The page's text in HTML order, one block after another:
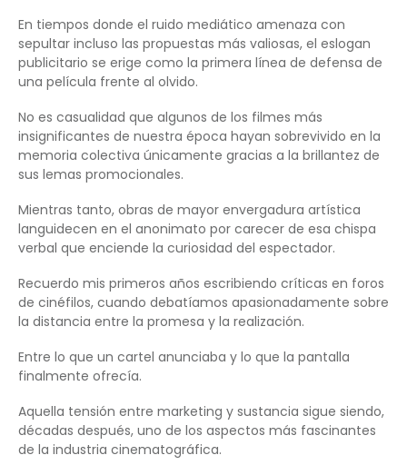
En tiempos donde el ruido mediático amenaza con
sepultar incluso las propuestas más valiosas, el eslogan
publicitario se erige como la primera línea de defensa de
una película frente al olvido.
No es casualidad que algunos de los filmes más
insignificantes de nuestra época hayan sobrevivido en la
memoria colectiva únicamente gracias a la brillantez de
sus lemas promocionales.
Mientras tanto, obras de mayor envergadura artística
languidecen en el anonimato por carecer de esa chispa
verbal que enciende la curiosidad del espectador.
Recuerdo mis primeros años escribiendo críticas en foros
de cinéfilos, cuando debatíamos apasionadamente sobre
la distancia entre la promesa y la realización.
Entre lo que un cartel anunciaba y lo que la pantalla
finalmente ofrecía.
Aquella tensión entre marketing y sustancia sigue siendo,
décadas después, uno de los aspectos más fascinantes
de la industria cinematográfica.